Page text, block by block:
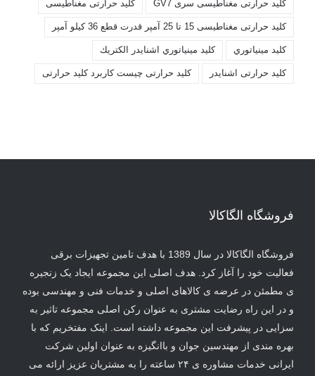
کليد حرارتی مغناطيسی سری GV7 کليد حرارتی مغناطیسی
کليد حرارتی مغناطیسی 15 تا 25 آمپر قدرت قطع 36 کیلو آمپر
کليد مينياتوري کليد مينياتوري اشنايدر الكتريك
کلید حرارتی اشنایدر کلید حرارتی چیست کاربرد کلید حرارتی
فروشگاه الگاکالا
فروشگاه الگاکالا در سال 1389 با هدف تامین تجهیزات برقی
فعالیت خود را آغاز کرد. هدف اصلی این مجموعه ایجاد یک زنجیره
ی مطمئن در عرضه ی کالاهای اصلی و خدمات فنی و مهندسی بوده
و در این راه رضایت مشتری به عنوان رکن اصلی مجموعه تاثیر به
سزایی در پیشرفت این مجموعه داشته است. اینک مفتخریم که با
بهره مندی از مهندسین جوان و باانگیزه به عنوان اولین شرکت
ایرانی خدمات مشاوره ی ۲۴ ساعته را به مشتریان عزیز ارائه می